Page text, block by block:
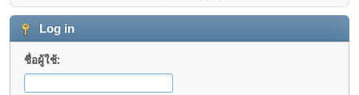
Log in
ชื่อผู้ใช้: